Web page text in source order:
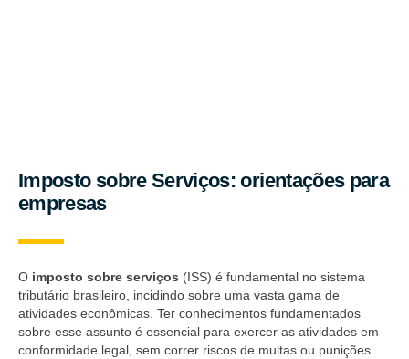
Imposto sobre Serviços: orientações para
empresas
O imposto sobre serviços (ISS) é fundamental no sistema
tributário brasileiro, incidindo sobre uma vasta gama de
atividades econômicas. Ter conhecimentos fundamentados
sobre esse assunto é essencial para exercer as atividades em
conformidade legal, sem correr riscos de multas ou punições.